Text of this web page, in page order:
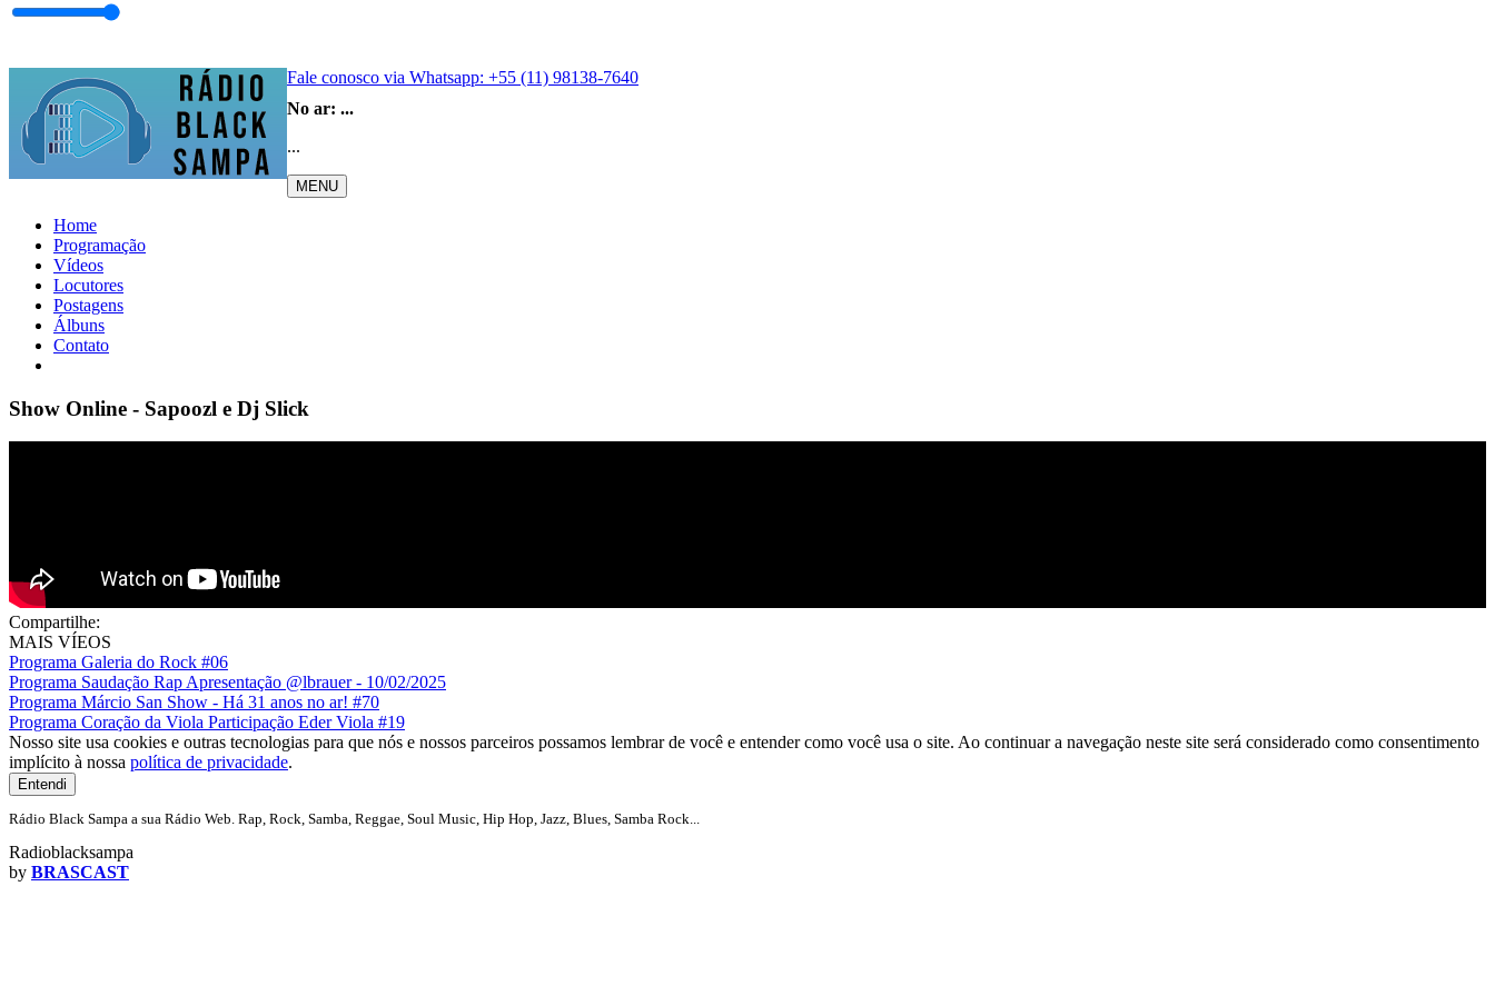
Fale conosco via Whatsapp: +55 (11) 98138-7640
No ar: ...
...
MENU
Home
Programação
Vídeos
Locutores
Postagens
Álbuns
Contato
Show Online - Sapoozl e Dj Slick
Compartilhe:
MAIS VÍEOS
Programa Galeria do Rock #06
Programa Saudação Rap Apresentação @lbrauer - 10/02/2025
Programa Márcio San Show - Há 31 anos no ar! #70
Programa Coração da Viola Participação Eder Viola #19
Nosso site usa cookies e outras tecnologias para que nós e nossos parceiros possamos lembrar de você e entender como você usa o site. Ao continuar a navegação neste site será considerado como consentimento
implícito à nossa política de privacidade.
Entendi
Rádio Black Sampa a sua Rádio Web. Rap, Rock, Samba, Reggae, Soul Music, Hip Hop, Jazz, Blues, Samba Rock...
Radioblacksampa
by BRASCAST